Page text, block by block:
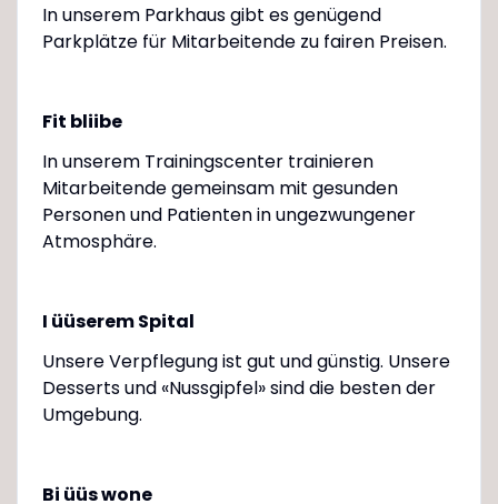
In unserem Parkhaus gibt es genügend
Parkplätze für Mitarbeitende zu fairen Preisen.
Fit bliibe
In unserem Trainingscenter trainieren
Mitarbeitende gemeinsam mit gesunden
Personen und Patienten in ungezwungener
Atmosphäre.
I üüserem Spital
Unsere Verpflegung ist gut und günstig. Unsere
Desserts und «Nussgipfel» sind die besten der
Umgebung.
Bi üüs wone